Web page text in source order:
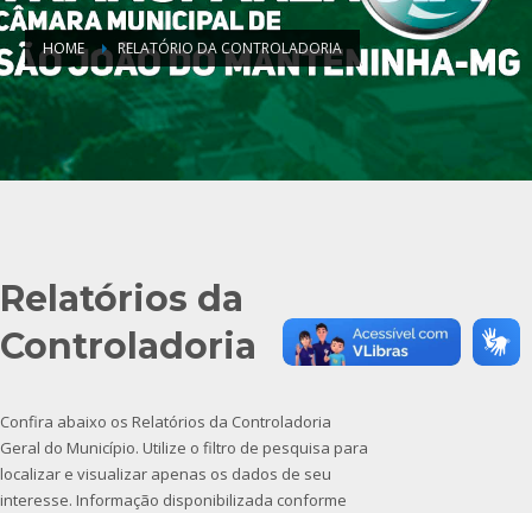
HOME RELATÓRIO DA CONTROLADORIA
Relatórios da
Controladoria
Confira abaixo os Relatórios da Controladoria
Geral do Município. Utilize o filtro de pesquisa para
localizar e visualizar apenas os dados de seu
interesse. Informação disponibilizada conforme